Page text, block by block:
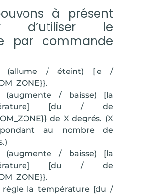
à présent
d’utiliser le
par commande
(allume / éteint) [le /
.
(augmente / baisse) [la
[du / de
de X degrés. (X
au nombre de
(augmente / baisse) [la
[du / de
.
règle la température [du /